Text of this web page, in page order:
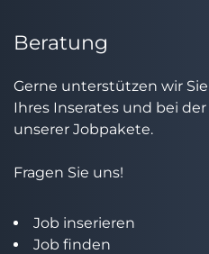
Beratung
Gerne unterstützen wir
Ihres Inserates und bei
unserer Jobpakete.
Fragen Sie uns!
Job inserieren
Job finden